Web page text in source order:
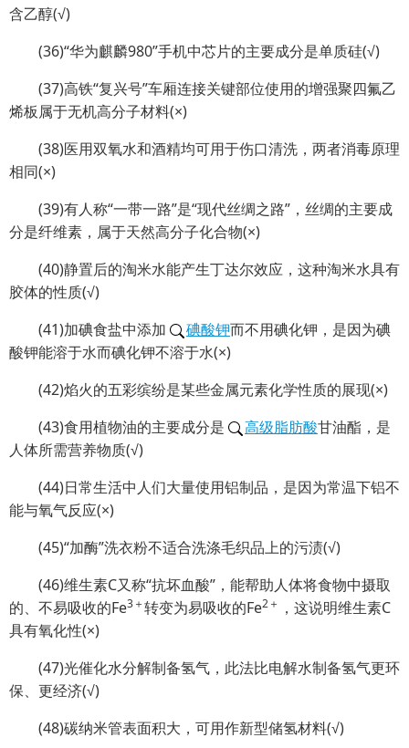
含乙醇(√)
(36)“华为麒麟980”手机中芯片的主要成分是单质硅(√)
(37)高铁“复兴号”车厢连接关键部位使用的增强聚四氟乙
烯板属于无机高分子材料(×)
(38)医用双氧水和酒精均可用于伤口清洗，两者消毒原理
相同(×)
(39)有人称“一带一路”是“现代丝绸之路”，丝绸的主要成
分是纤维素，属于天然高分子化合物(×)
(40)静置后的淘米水能产生丁达尔效应，这种淘米水具有
胶体的性质(√)
(41)加碘食盐中添加
碘酸钾而不用碘化钾，是因为碘
酸钾能溶于水而碘化钾不溶于水(×)
(42)焰火的五彩缤纷是某些金属元素化学性质的展现(×)
(43)食用植物油的主要成分是
高级脂肪酸甘油酯，是
人体所需营养物质(√)
(44)日常生活中人们大量使用铝制品，是因为常温下铝不
能与氧气反应(×)
(45)“加酶”洗衣粉不适合洗涤毛织品上的污渍(√)
(46)维生素C又称“抗坏血酸”，能帮助人体将食物中摄取
的、不易吸收的Fe3＋转变为易吸收的Fe2＋ ，这说明维生素C
具有氧化性(×)
(47)光催化水分解制备氢气，此法比电解水制备氢气更环
保、更经济(√)
(48)碳纳米管表面积大，可用作新型储氢材料(√)